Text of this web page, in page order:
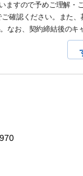
ますので予めご理解・
確認ください。また
なお、契約締結後のキ